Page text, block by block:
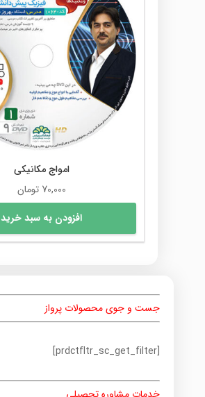
امواج مکانیکی
70,000 تومان
افزودن به سبد خرید
جست و جوی محصولات پرواز
[prdctfltr_sc_get_filter]